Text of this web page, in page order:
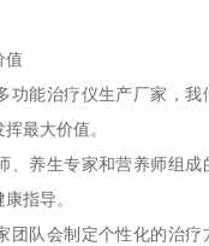
值
功能治疗仪生产厂家，我
最大价值。
、养生专家和营养师组成
指导。
团队会制定个性化的治疗